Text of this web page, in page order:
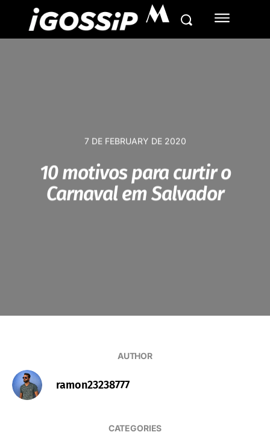
M
7 DE FEBRUARY DE 2020
10 motivos para curtir o
Carnaval em Salvador
AUTHOR
ramon23238777
CATEGORIES